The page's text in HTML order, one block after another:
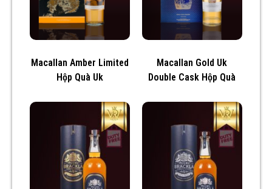
Macallan Amber Limited
Hộp Quà Uk
Macallan Gold Uk
Double Cask Hộp Quà